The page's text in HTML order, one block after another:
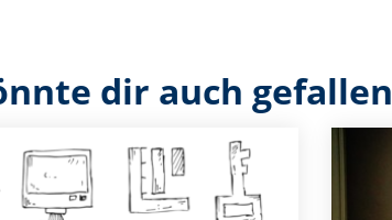
dir auch gefallen